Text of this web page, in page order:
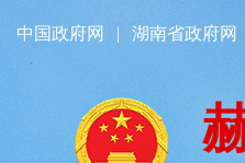
中国政府网 | 湖南省政府网